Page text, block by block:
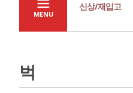
MENU
신상/재입고
벅